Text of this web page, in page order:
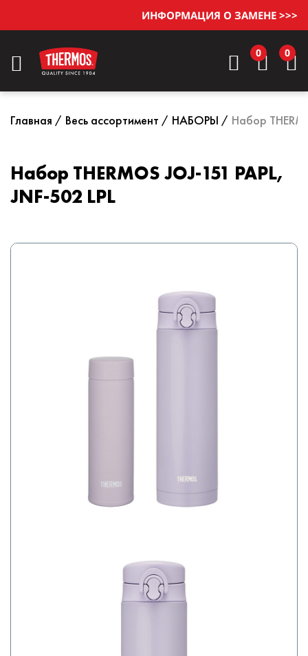
ИНФОРМАЦИЯ О ЗАМЕНЕ >>>
0 0
Главная Весь ассортимент НАБОРЫ Набор
Набор THERMOS JOJ-151 PAPL,
JNF-502 LPL